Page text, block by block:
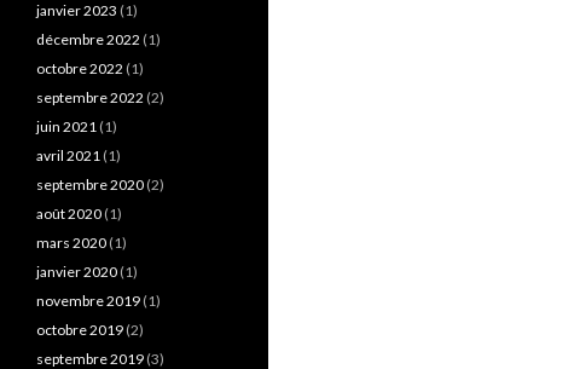
janvier 2023 (1)
décembre 2022 (1)
octobre 2022 (1)
septembre 2022 (2)
juin 2021 (1)
avril 2021 (1)
septembre 2020 (2)
août 2020 (1)
mars 2020 (1)
janvier 2020 (1)
novembre 2019 (1)
octobre 2019 (2)
septembre 2019 (3)